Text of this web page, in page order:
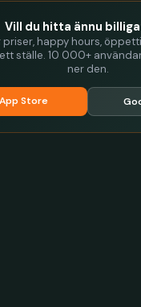
Vill du hitta ännu
priser, happy hours,
ställe. 10 000+
ner den.
App Store